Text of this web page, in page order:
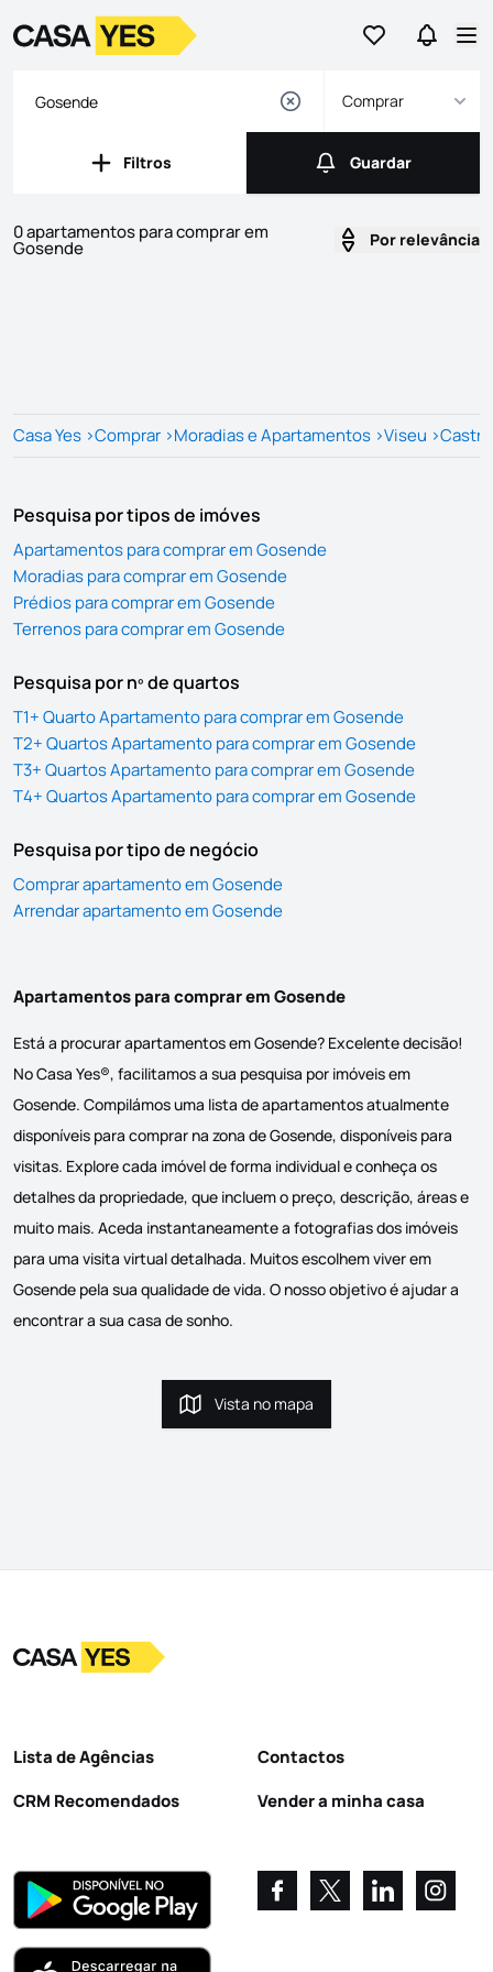
Ir para osIr para
LogoIr para a homepage
Comprar
Filtros
Filtros Guardar
Guardar
0 apartamentos para comprar em
Gosende Por relevância
Casa Yes >Comprar >Moradias e Apartamentos >Viseu >
Pesquisa por tipos de imóves
Apartamentos para comprar em Gosende
Moradias para comprar em Gosende
Prédios para comprar em Gosende
Terrenos para comprar em Gosende
Pesquisa por nº de quartos
T1+ Quarto Apartamento para comprar em Gosende
T2+ Quartos Apartamento para comprar em Gosende
T3+ Quartos Apartamento para comprar em Gosende
T4+ Quartos Apartamento para comprar em Gosende
Pesquisa por tipo de negócio
Comprar apartamento em Gosende
Arrendar apartamento em Gosende
Apartamentos para comprar em Gosende
Está a procurar apartamentos em Gosende? Excelente decisão!
No Casa Yes®, facilitamos a sua pesquisa por imóveis em
Gosende. Compilámos uma lista de apartamentos atualmente
disponíveis para comprar na zona de Gosende, disponíveis para
visitas. Explore cada imóvel de forma individual e conheça os
detalhes da propriedade, que incluem o preço, descrição, áreas e
muito mais. Aceda instantaneamente a fotografias dos imóveis
para uma visita virtual detalhada. Muitos escolhem viver em
Gosende pela sua qualidade de vida. O nosso objetivo é ajudar a
encontrar a sua casa de sonho.
Vista no mapa
Vista no mapa
LogoIr para a homepage
Lista de Agências
CRM Recomendados
Contactos
Vender a minha casa